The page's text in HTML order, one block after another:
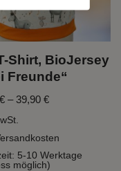
Shirt, BioJersey
Freunde“
€ –39,90€
5-10 Werktage
möglich)